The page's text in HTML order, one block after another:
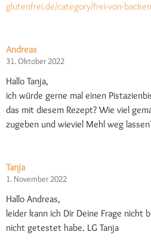
glutenfrei.de/category/frei-von-
Andreas
31. Oktober 2022
Hallo Tanja,
ich würde gerne mal einen
das mit diesem Rezept? Wie viel
zugeben und wieviel Mehl weg
Tanja
1. November 2022
Hallo Andreas,
leider kann ich Dir Deine Frage nicht
nicht getestet habe. LG Tanja